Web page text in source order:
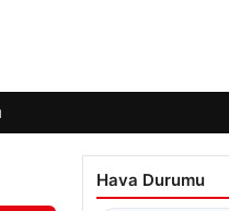
Hava Durumu